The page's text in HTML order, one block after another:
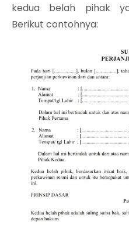
kedua belah pihak
Berikut contohnya: